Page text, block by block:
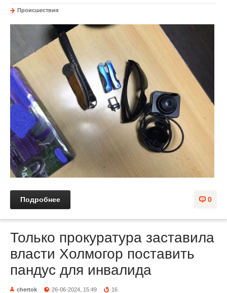
Происшествия
0
Подробнее
Только прокуратура заставила
власти Холмогор поставить
пандус для инвалида
chertok 26-06-2024, 15:49 16